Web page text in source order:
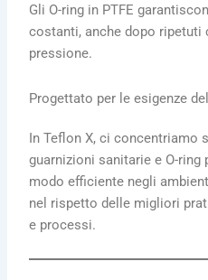
Gli O-ring in PTFE
costanti, anche dopo ripetuti
pressione.
Progettato per le esigenze
In Teflon X, ci concentriamo
guarnizioni sanitarie e O-
modo efficiente negli
nel rispetto delle migliori
e processi.